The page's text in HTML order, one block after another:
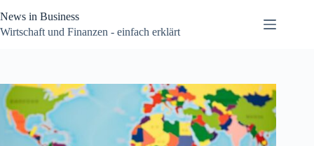
Inhalt
springen
News in Business
Wirtschaft und Finanzen - einfach erklärt